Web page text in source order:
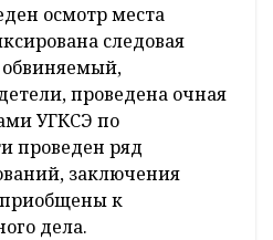
осмотр места
следовая
проведена очная
УГКСЭ по
проведен ряд
заключения
к
дела.